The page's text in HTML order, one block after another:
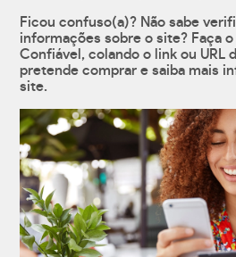
Ficou confuso(a)? Não sabe
informações sobre o site? Faça
Confiável, colando o link ou URL
pretende comprar e saiba mais
site.